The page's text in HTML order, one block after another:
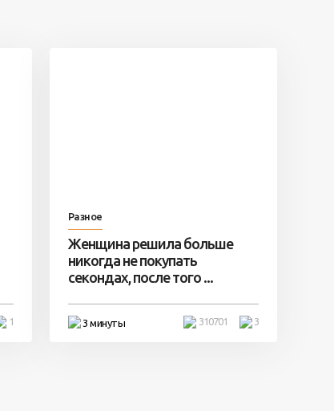
1
Разное
Женщина решила больше
никогда не покупать
секондах, после того ...
3 минуты 3
310701